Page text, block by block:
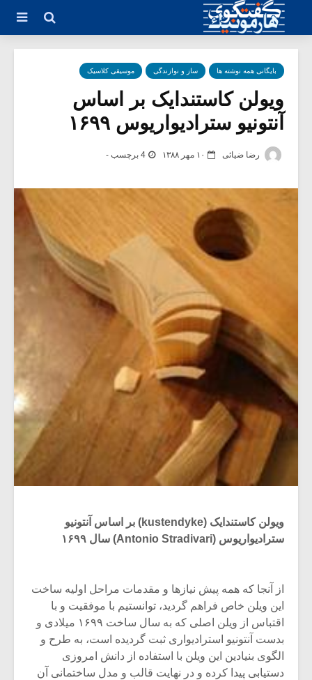
بایگانی همه نوشته ها ساز و نوازندگی موسیقی کلاسیک
ویولن کاستندایک بر اساس
آنتونیو سترادیواریوس ۱۶۹۹
رضا ضیائی ۱۰ مهر ۱۳۸۸ 4 برچسب -
ویولن کاستندایک (kustendyke) بر اساس آنتونیو
سترادیواریوس (Antonio Stradivari) سال ۱۶۹۹
از آنجا که همه پیش نیازها و مقدمات مراحل اولیه ساخت
این ویلن خاص فراهم گردید، توانستیم با موفقیت و با
اقتباس از ویلن اصلی که به سال ساخت ۱۶۹۹ میلادی و
بدست آنتونیو استرادیواری ثبت گردیده است، به طرح و
الگوی بنیادین این ویلن با استفاده از دانش امروزی
دستیابی پیدا کرده و در نهایت قالب و مدل ساختمانی آن